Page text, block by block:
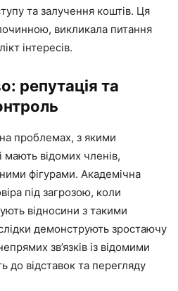
та залучення коштів. Ця
викликала питання
інтересів.
репутація та
проблемах, з якими
мають відомих членів,
фігурами. Академічна
під загрозою, коли
відносини з такими
демонструють зростаючу
зв’язків із відомими
до відставок та перегляду